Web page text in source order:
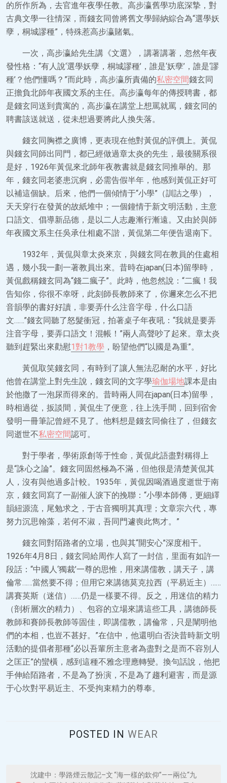
的所作所為，去官進年夜學任教。高步瀛舊學功底深摯，對
古典文學一往情深，而錢玄同曾將舊文學歸納綜合為“選學妖
孽，桐城謬種”，特殊惹高步瀛賭氣。
一次，高步瀛給先生講《文選》，講著講著，忽然年夜
發性格：“有人說‘選學妖孽，桐城謬種’，誰是‘妖孽’，誰是‘謬
種’？他們懂嗎？”而此時，高步瀛所責備的私密空間錢玄同
正擔負北師年夜國文系的主任。高步瀛每年的傳授聘書，都
是錢玄同送到貴寓的，高步瀛在講堂上想罵就罵，錢玄同的
聘書該送就送，從未想過要將此人換失落。
錢玄同胸襟之廣博，更表現在他對黃侃的評價上。黃侃
與錢玄同師出同門，都已經做過章太炎的先生，最後關系很
是好，1926年黃侃來北師年夜教書就是錢玄同推舉的。那
年，錢玄同老婆患沉痾，必需告假半年，他感到黃侃正好可
以補這個缺。后來，他們一個傾情于“小學”（訓詁之學），
天天穿行在發黃的故紙堆中；一個鐘情于新文明活動，主意
口語文、倡導新品德，是以二人志趣漸行漸遠。又由於與師
年夜國文系主任吳承仕相處不諧，黃侃第二年便告退南下。
1932年，黃侃與章太炎來京，與錢玄同在教員的住處相
遇，幾小我一劃一著教員出來。昔時在japan(日本)留學時，
黃侃戲稱錢玄同為“錢二瘋子”。此時，他忽然說：“二瘋！我
告知你，你很不幸呀，此刻師長教師來了，你邇來怎么不把
音韻學的書好好讀，非要弄什么注音字母，什么口語
文……”錢玄同聽了怒髮衝冠，拍著桌子年夜吼：“我就是要弄
注音字母，要弄口語文！混帳！”兩人高聲吵了起來。章太炎
聽到趕緊出來勸慰1對1教學 ，盼望他們“以國是為重”。
黃侃取笑錢玄同，有時到了讓人無法忍耐的水平，好比
他曾在講堂上對先生說，錢玄同的文字學瑜伽場地課本是由
於他撒了一泡尿而得來的。昔時兩人同在japan(日本)留學，
時相過從，扳談間，黃侃生了便意，往上洗手間，回到宿舍
發明一冊筆記曾經不見了。他料想是錢玄同偷往了，但錢玄
同逝世不私密空間認可。
對于學者，學術原創等于性命，黃侃此語盡對稱得上
是“誅心之論”。錢玄同固然極為不滿，但他很是清楚黃侃其
人，沒有與他過多計較。1935年，黃侃因喝酒過度逝世于南
京，錢玄同寫了一副催人淚下的挽聯：“小學本師傳，更細繹
韻紐源流，尾勉求之，于古音獨明其真理；文章宗六代，專
努力沉思翰藻，若何不淑，吾同門遽喪此雋才。”
錢玄同對陌路者的立場，也與其“開安心”深度相干。
1926年4月8日，錢玄同給周作人寫了一封信，里面有如許一
段話：“中國人‘獨裁’一尊的思惟，用來講儒教，講天子，講
倫常……當然要不得；但用它來講德莫克拉西（平易近主）……
講賽英斯（迷信）……仍是一樣要不得。反之，用迷信的精力
（剖析層次的精力）、包容的立場來講這些工具，講德師長
教師和賽師長教師等固佳，即講儒教，講倫常，只是闡明他
們的本相，也豈不甚好。”在信中，他還明白否決昔時新文明
活動的提倡者那種“必以吾輩所主意者為盡對之是而不容別人
之匡正”的蠻橫，感到這種不雅念理應轉變。換句話說，他把
手伸給陌路者，不是為了扮演，不是為了趨利避害，而是源
于心坎對平易近主、不受拘束精力的尊奉。
POSTED IN WEAR
沈建中：學路煙云散記–文“海一樣的欽仰”——兩位“九